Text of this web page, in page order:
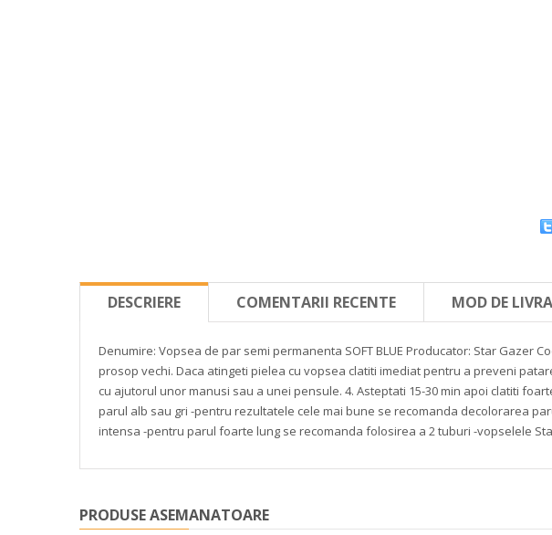
DESCRIERE COMENTARII RECENTE MOD DE
Denumire: Vopsea de par semi permanenta SOFT BLUE Producator: Star Gazer
prosop vechi. Daca atingeti pielea cu vopsea clatiti imediat pentru a preveni
cu ajutorul unor manusi sau a unei pensule. 4. Asteptati 15-30 min apoi clatiti
parul alb sau gri -pentru rezultatele cele mai bune se recomanda decolorarea
intensa -pentru parul foarte lung se recomanda folosirea a 2 tuburi -vopselele
PRODUSE ASEMANATOARE